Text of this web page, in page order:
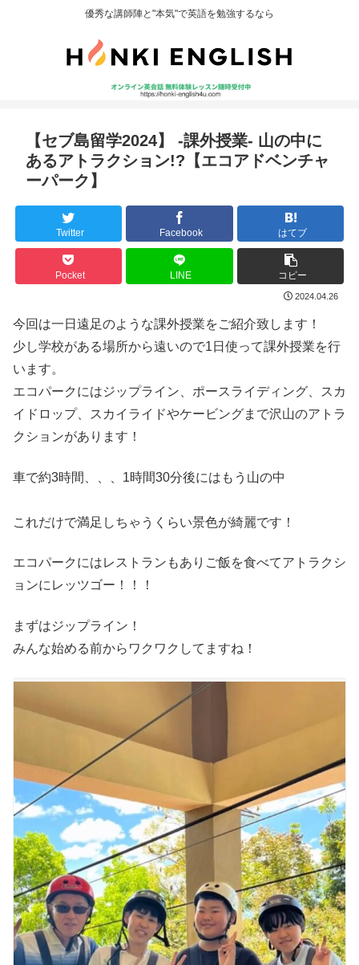
優秀な講師陣と"本気"で英語を勉強するなら
【セブ島留学2024】 -課外授業- 山の中に
あるアトラクション!?【エコアドベンチャ
ーパーク】
Twitter Facebook はてブ
Pocket LINE コピー
2024.04.26
今回は一日遠足のような課外授業をご紹介致します！
少し学校がある場所から遠いので1日使って課外授業を行
います。
エコパークにはジップライン、ポースライディング、スカ
イドロップ、スカイライドやケービングまで沢山のアトラ
クションがあります！
車で約3時間、、、1時間30分後にはもう山の中
これだけで満足しちゃうくらい景色が綺麗です！
エコパークにはレストランもありご飯を食べてアトラクシ
ョンにレッツゴー！！！
まずはジップライン！
みんな始める前からワクワクしてますね！